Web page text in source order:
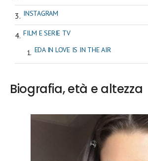
INSTAGRAM
FILM E SERIE TV
EDA IN LOVE IS IN THE AIR
Biografia, età e altezza